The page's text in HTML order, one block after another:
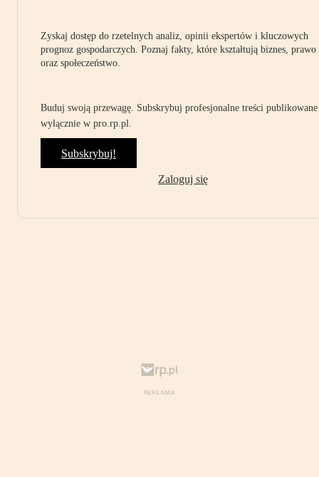
Zyskaj dostęp do rzetelnych analiz, opinii ekspertów i kluczowych
prognoz gospodarczych. Poznaj fakty, które kształtują biznes, prawo
oraz społeczeństwo.
Buduj swoją przewagę. Subskrybuj profesjonalne treści publikowane
wyłącznie w pro.rp.pl.
Subskrybuj!
Zaloguj się